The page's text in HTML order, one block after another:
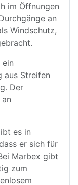
im Öffnungen
an
Windschutz,
ein
aus Streifen
Der
es in
er sich für
Marbex gibt
zum